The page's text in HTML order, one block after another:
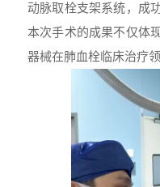
动脉取栓支架系统，成
本次手术的成果不仅体
器械在肺血栓临床治疗